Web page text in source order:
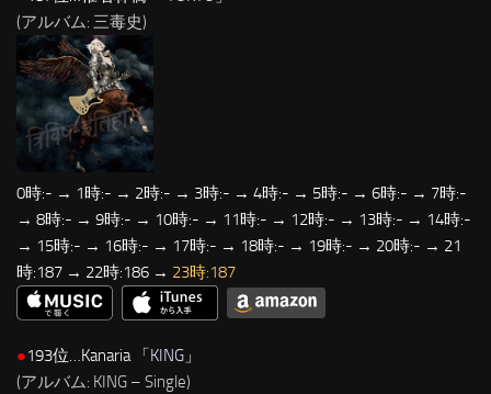
(アルバム: 三毒史)
0時:- → 1時:- → 2時:- → 3時:- → 4時:- → 5時:- → 6時:- → 7時:-
→ 8時:- → 9時:- → 10時:- → 11時:- → 12時:- → 13時:- → 14時:-
→ 15時:- → 16時:- → 17時:- → 18時:- → 19時:- → 20時:- → 21
時:187 → 22時:186 → 23時:187
●193位…Kanaria 「 KING 」
(アルバム: KING – Single)